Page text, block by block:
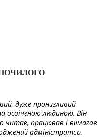
дуже пронизливий
освіченою людиною. Він
читав, працював і вимагав
адміністратор,